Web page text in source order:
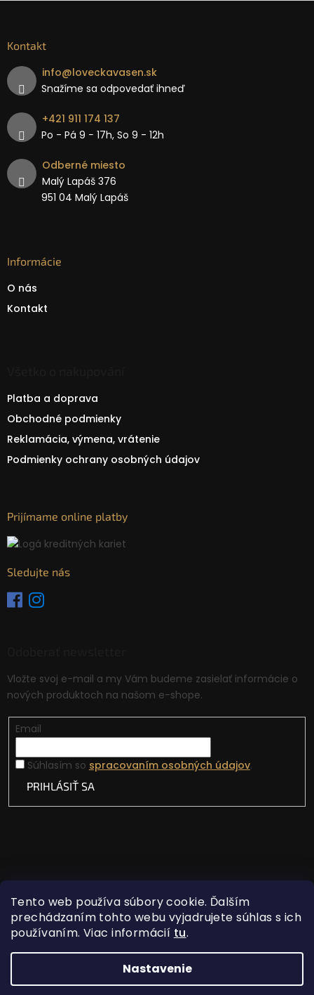
Tento web používa súbory cookie. Ďalším
prechádzaním tohto webu vyjadrujete súhlas s ich
používaním. Viac informácií tu.
Nastavenie
Kontakt
info@loveckavasen.sk
Snažíme sa odpovedať ihneď
+421 911 174 137
Po - Pá 9 − 17h, So 9 - 12h
Odberné miesto
Malý Lapáš 376
951 04 Malý Lapáš
Informácie
O nás
Kontakt
Platba a doprava
Obchodné podmienky
Reklamácia, výmena, vrátenie
Podmienky ochrany osobných údajov
Prijímame online platby
Sledujte nás
Vložte svoj e-mail a my Vám budeme zasielať informácie o
nových produktoch na našom e-shope.
Email
Súhlasím so spracovaním osobných údajov.
PRIHLÁSIŤ SA
Vytvoril Shoptet